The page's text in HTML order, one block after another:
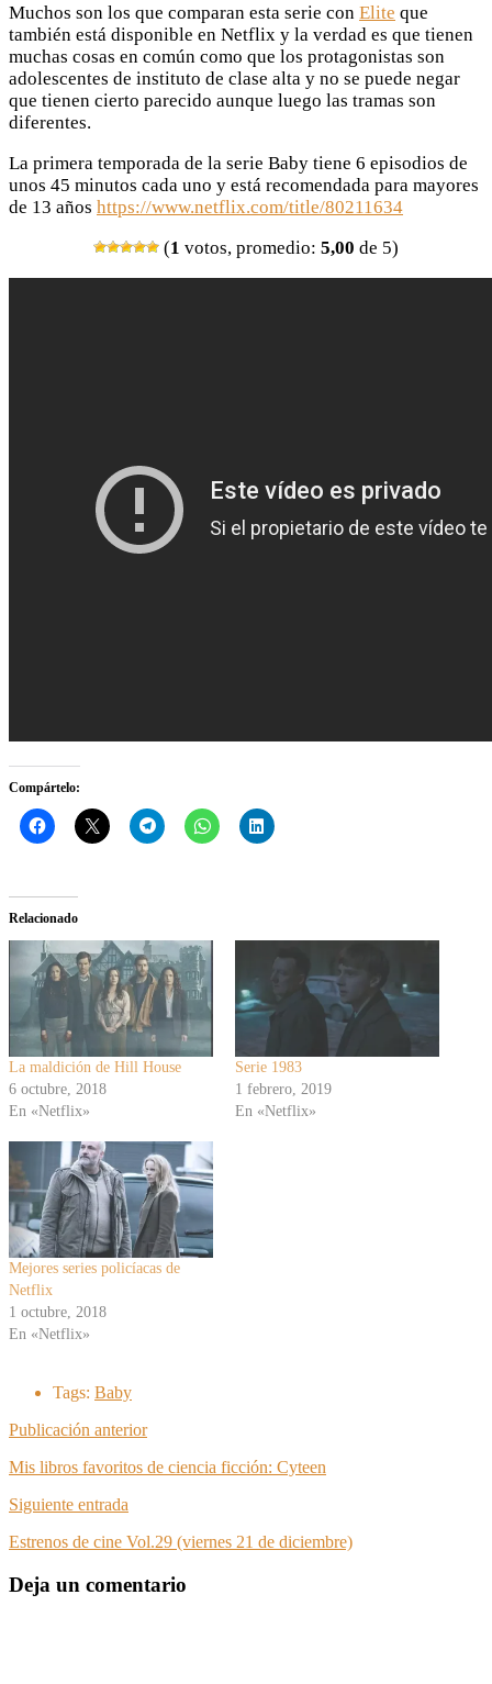
Muchos son los que comparan esta serie con Elite que
también está disponible en Netflix y la verdad es que tienen
muchas cosas en común como que los protagonistas son
adolescentes de instituto de clase alta y no se puede negar
que tienen cierto parecido aunque luego las tramas son
diferentes.
La primera temporada de la serie Baby tiene 6 episodios de
unos 45 minutos cada uno y está recomendada para mayores
de 13 años https://www.netflix.com/title/80211634
(1 votos, promedio: 5,00 de 5)
Compártelo:
Relacionado
La maldición de Hill House
6 octubre, 2018
En «Netflix»
Serie 1983
1 febrero, 2019
En «Netflix»
Mejores series policíacas de
Netflix
1 octubre, 2018
En «Netflix»
Tags: Baby
Publicación anterior
Mis libros favoritos de ciencia ficción: Cyteen
Siguiente entrada
Estrenos de cine Vol.29 (viernes 21 de diciembre)
Deja un comentario